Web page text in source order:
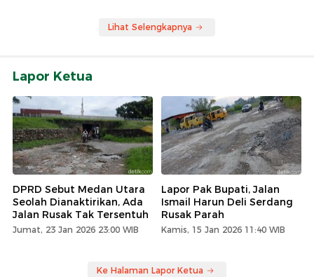
Lihat Selengkapnya
Lapor Ketua
DPRD Sebut Medan Utara
Seolah Dianaktirikan, Ada
Jalan Rusak Tak Tersentuh
Jumat, 23 Jan 2026 23:00 WIB
Lapor Pak Bupati, Jalan
Ismail Harun Deli Serdang
Rusak Parah
Kamis, 15 Jan 2026 11:40 WIB
Ke Halaman Lapor Ketua